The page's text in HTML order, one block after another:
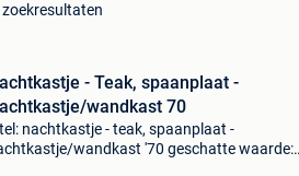
zoekresultaten
- Teak, spaanplaat -
wandkast 70
nachtkastje - teak, spaanplaat -
wandkast '70 geschatte waarde: